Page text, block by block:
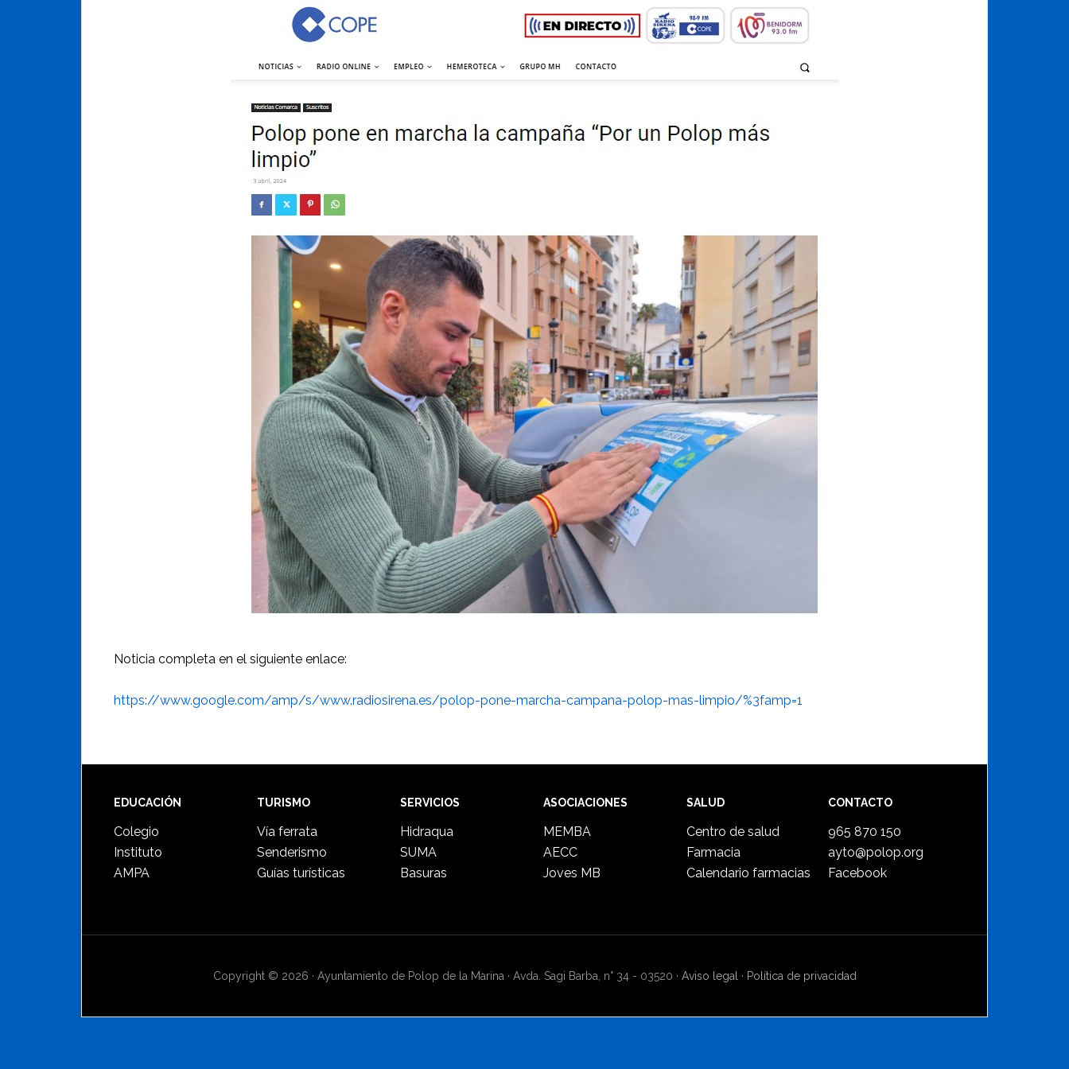
Noticia completa en el siguiente enlace:
https://www.google.com/amp/s/www.radiosirena.es/polop-pone-marcha-campana-polop-mas-limpio/%3famp=1
Footer
EDUCACIÓN
Colegio
Instituto
AMPA
TURISMO
Vía ferrata
Senderismo
Guías turísticas
SERVICIOS
Hidraqua
SUMA
Basuras
ASOCIACIONES
MEMBA
AECC
Joves MB
SALUD
Centro de salud
Farmacia
Calendario farmacias
CONTACTO
965 870 150
ayto@polop.org
Facebook
Copyright © 2026 · Ayuntamiento de Polop de la Marina · Avda. Sagi Barba, n° 34 - 03520 · Aviso legal · Política de privacidad